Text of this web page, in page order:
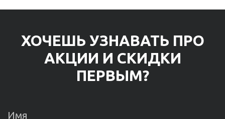
ХОЧЕШЬ УЗНАВАТЬ ПРО
АКЦИИ И СКИДКИ
ПЕРВЫМ?